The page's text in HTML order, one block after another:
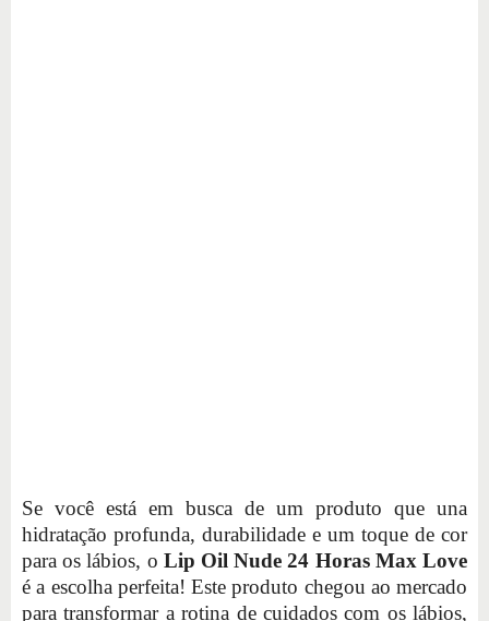
Se você está em busca de um produto que una
hidratação profunda, durabilidade e um toque de cor
para os lábios, o Lip Oil Nude 24 Horas Max Love
é a escolha perfeita! Este produto chegou ao mercado
para transformar a rotina de cuidados com os lábios,